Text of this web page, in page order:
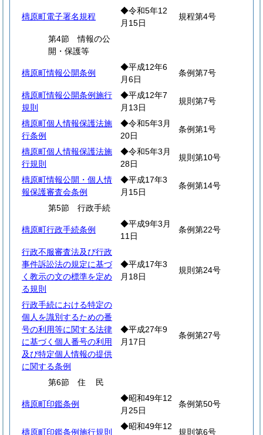
檮原町電子署名規程
◆令和5年12
月15日
規程第4号
第4節 情報の公
開・保護等
檮原町情報公開条例
◆平成12年6
月6日
条例第7号
檮原町情報公開条例施行
規則
◆平成12年7
月13日
規則第7号
檮原町個人情報保護法施
行条例
◆令和5年3月
20日
条例第1号
檮原町個人情報保護法施
行規則
◆令和5年3月
28日
規則第10号
檮原町情報公開・個人情
報保護審査会条例
◆平成17年3
月15日
条例第14号
第5節 行政手続
檮原町行政手続条例
◆平成9年3月
11日
条例第22号
行政不服審査法及び行政
事件訴訟法の規定に基づ
く教示の文の標準を定め
る規則
◆平成17年3
月18日
規則第24号
行政手続における特定の
個人を識別するための番
号の利用等に関する法律
に基づく個人番号の利用
及び特定個人情報の提供
に関する条例
◆平成27年9
月17日
条例第27号
第6節 住 民
檮原町印鑑条例
◆昭和49年12
月25日
条例第50号
檮原町印鑑条例施行規則
◆昭和49年12
規則第6号